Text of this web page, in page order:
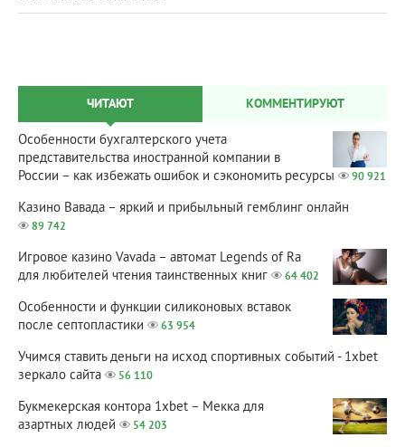
ЧИТАЮТ КОММЕНТИРУЮТ
Особенности бухгалтерского учета
представительства иностранной компании в
России – как избежать ошибок и сэкономить ресурсы
90 921
Казино Вавада – яркий и прибыльный гемблинг онлайн
89 742
Игровое казино Vavada – автомат Legends of Ra
для любителей чтения таинственных книг
64 402
Особенности и функции силиконовых вставок
после септопластики
63 954
Учимся ставить деньги на исход спортивных событий - 1xbet
зеркало сайта
56 110
Букмекерская контора 1xbet – Мекка для
азартных людей
54 203